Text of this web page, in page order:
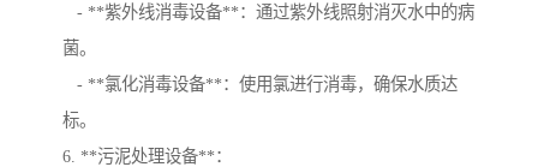
- **紫外线消毒设备**：通过紫外线照射消灭水中的病
菌。
- **氯化消毒设备**：使用氯进行消毒，确保水质达
标。
6. **污泥处理设备**：